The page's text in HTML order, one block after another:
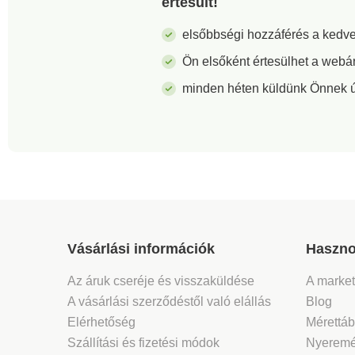
elsőbbségi hozzáférés a
Ön elsőként értesülhet a
minden héten küldünk Önnek
Vásárlási információk
Az áruk cseréje és visszaküldése
A vásárlási szerződéstől való elállás
Elérhetőség
Szállítási és fizetési módok
A
Blog